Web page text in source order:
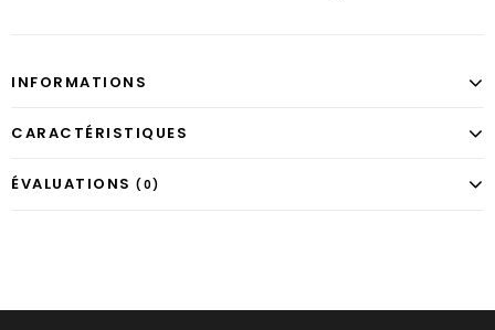
INFORMATIONS
CARACTÉRISTIQUES
ÉVALUATIONS (0)